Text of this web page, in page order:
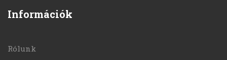
Információk
Rólunk